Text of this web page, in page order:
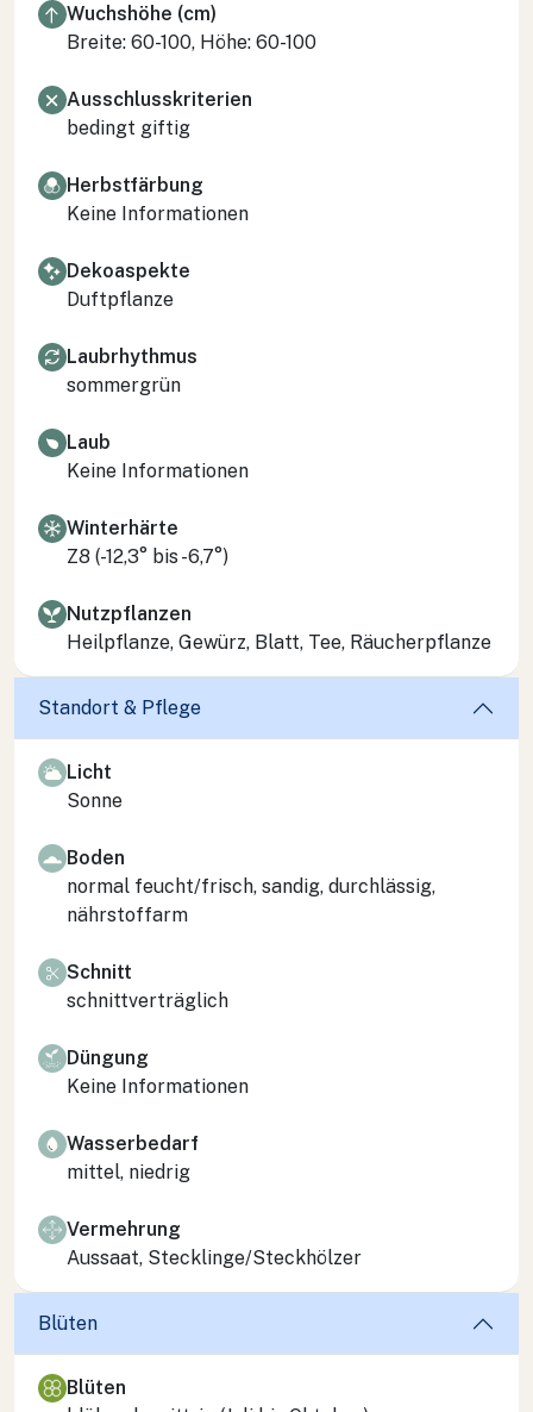
Wuchshöhe (cm)
Breite: 60-100, Höhe: 60-100
Ausschlusskriterien
bedingt giftig
Herbstfärbung
Keine Informationen
Dekoaspekte
Duftpflanze
Laubrhythmus
sommergrün
Laub
Keine Informationen
Winterhärte
Z8 (-12,3° bis -6,7°)
Nutzpflanzen
Heilpflanze, Gewürz, Blatt, Tee, Räucherpflanze
Standort & Pflege
Licht
Sonne
Boden
normal feucht/frisch, sandig, durchlässig,
nährstoffarm
Schnitt
schnittverträglich
Düngung
Keine Informationen
Wasserbedarf
mittel, niedrig
Vermehrung
Aussaat, Stecklinge/Steckhölzer
Blüten
Blüten